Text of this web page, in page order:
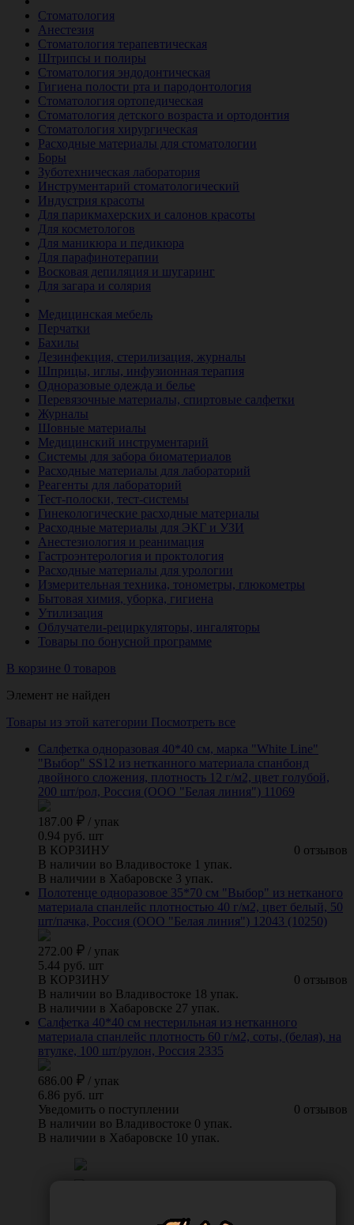
Стоматология
Анестезия
Стоматология терапевтическая
Штрипсы и полиры
Стоматология эндодонтическая
Гигиена полости рта и пародонтология
Стоматология ортопедическая
Стоматология детского возраста и ортодонтия
Стоматология хирургическая
Расходные материалы для стоматологии
Боры
Зуботехническая лаборатория
Инструментарий стоматологический
Индустрия красоты
Для парикмахерских и салонов красоты
Для косметологов
Для маникюра и педикюра
Для парафинотерапии
Восковая депиляция и шугаринг
Для загара и солярия
Медицинская мебель
Перчатки
Бахилы
Дезинфекция, стерилизация, журналы
Шприцы, иглы, инфузионная терапия
Одноразовые одежда и белье
Перевязочные материалы, спиртовые салфетки
Журналы
Шовные материалы
Медицинский инструментарий
Системы для забора биоматериалов
Расходные материалы для лабораторий
Реагенты для лабораторий
Тест-полоски, тест-системы
Гинекологические расходные материалы
Расходные материалы для ЭКГ и УЗИ
Анестезиология и реанимация
Гастроэнтерология и проктология
Расходные материалы для урологии
Измерительная техника, тонометры, глюкометры
Бытовая химия, уборка, гигиена
Утилизация
Облучатели-рециркуляторы, ингаляторы
Товары по бонусной программе
В корзине 0 товаров
Элемент не найден
Товары из этой категории Посмотреть все
Салфетка одноразовая 40*40 см, марка "White Line"
"Выбор" SS12 из нетканного материала спанбонд
двойного сложения, плотность 12 г/м2, цвет голубой,
200 шт/рол, Россия (ООО "Белая линия") 11069
187.00 / упак
0.94 руб. шт
0 отзывов
В КОРЗИНУ
В наличии во Владивостоке 1 упак.
В наличии в Хабаровске 3 упак.
Полотенце одноразовое 35*70 см "Выбор" из нетканого
материала спанлейс плотностью 40 г/м2, цвет белый, 50
шт/пачка, Россия (ООО "Белая линия") 12043 (10250)
272.00 / упак
5.44 руб. шт
0 отзывов
В КОРЗИНУ
В наличии во Владивостоке 18 упак.
В наличии в Хабаровске 27 упак.
Салфетка 40*40 см нестерильная из нетканного
материала спанлейс плотность 60 г/м2, соты, (белая), на
втулке, 100 шт/рулон, Россия 2335
686.00 / упак
6.86 руб. шт
0 отзывов
Уведомить о поступлении
В наличии во Владивостоке 0 упак.
В наличии в Хабаровске 10 упак.